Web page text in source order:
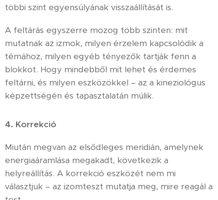
többi szint egyensúlyának visszaállítását is.
A feltárás egyszerre mozog több szinten: mit
mutatnak az izmok, milyen érzelem kapcsolódik a
témához, milyen egyéb tényezők tartják fenn a
blokkot. Hogy mindebből mit lehet és érdemes
feltárni, és milyen eszközökkel – az a kineziológus
képzettségén és tapasztalatán múlik.
4. Korrekció
Miután megvan az elsődleges meridián, amelynek
energiaáramlása megakadt, következik a
helyreállítás. A korrekció eszközét nem mi
választjuk – az izomteszt mutatja meg, mire reagál a